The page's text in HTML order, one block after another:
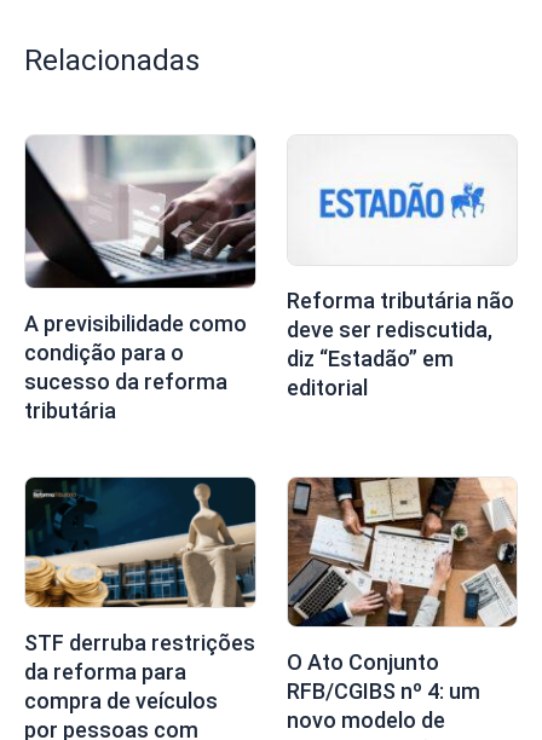
Relacionadas
A previsibilidade como
condição para o
sucesso da reforma
tributária
Reforma tributária não
deve ser rediscutida,
diz “Estadão” em
editorial
STF derruba restrições
da reforma para
compra de veículos
por pessoas com
O Ato Conjunto
RFB/CGIBS nº 4: um
novo modelo de